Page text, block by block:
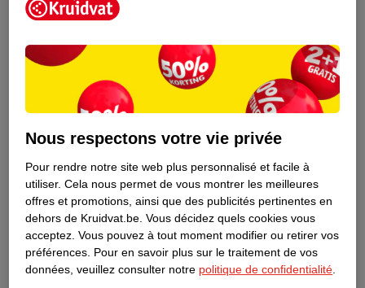
Identity Games Jeu De
Famille Jungle Life
Jeu en néerlandais
3.
99
Identity Games De
Jaren '90 Pubquiz
Jeu en néerlandais
6.
99
Nous respectons votre vie privée
Pour rendre notre site web plus personnalisé et facile à
utiliser. Cela nous permet de vous montrer les meilleures
offres et promotions, ainsi que des publicités pertinentes en
dehors de Kruidvat.be. Vous décidez quels cookies vous
acceptez. Vous pouvez à tout moment modifier ou retirer vos
préférences. Pour en savoir plus sur le traitement de vos
données, veuillez consulter notre politique de confidentialité